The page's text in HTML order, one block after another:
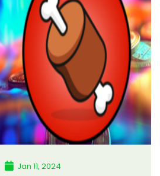
Jan 11, 2024